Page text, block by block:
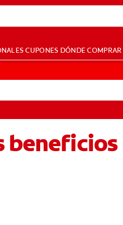
CUPONES DÓNDE COMPRAR
beneficios